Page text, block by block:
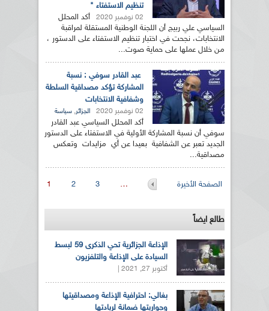
تنظيم الاستفتاء "
02 نوفمبر 2020
أكد المحلل
السياسي علي ربيج أن اللجنة الوطنية المستقلة لمراقبة
الانتخابات، نجحت في اختبار تنظيم الاستفتاء على الدستور ،
من خلال عملها على حماية صوت...
عبد القادر سوفي : نسبة
المشاركة تؤكد مصداقية السلطة
وشفافية الانتخابات
02 نوفمبر 2020 الجزائر, سياسة
أكد المحلل السياسي عبد القادر
سوفي أن نسبة المشاركة الأولية في الاستفتاء على الدستور
الجديد تعبر عن الشفافية بعيدا عن أي مزايدات وتعكس
مصداقية...
الصفحات 1 2 3 … الصفحة الأخيرة
طالع ايضاً
الإذاعة الجزائرية تحي الذكرى 59 لبسط
السيادة على الإذاعة والتلفزيون
أكتوبر 27, 2021 |
بغالي: احترافية الإذاعة ومصداقيتها
وجواريتها ضمانة لريادتها